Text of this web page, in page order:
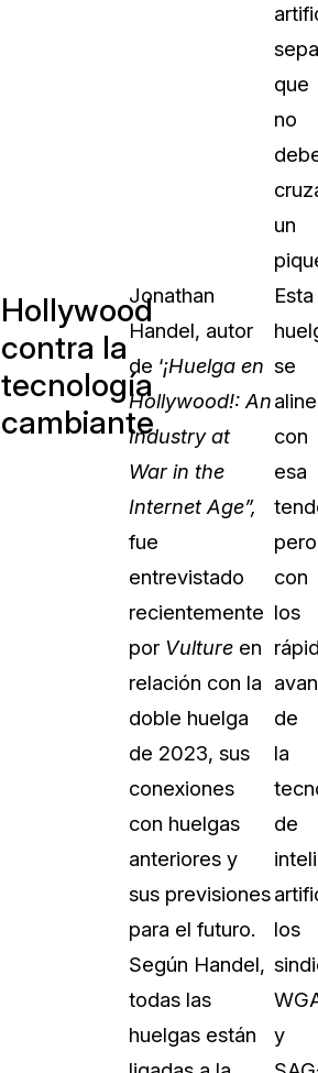
sepa
que
no
un
Hollywood
contra la
tecnología
cambiante
Jonathan
Handel, autor
de ‘¡Huelga en
Hollywood!: An
Industry at
War in the
Internet Age”,
fue
entrevistado
recientemente
por Vulture en
relación con la
doble huelga
de 2023, sus
conexiones
con huelgas
anteriores y
sus previsiones
para el futuro.
Según Handel,
todas las
huelgas están
Esta
se
con
esa
pero
con
los
de
la
de
los
y